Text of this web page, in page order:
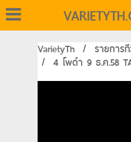
VarietyTh / รายการ
/ 4 โพดำ 9 ธ.ค.58